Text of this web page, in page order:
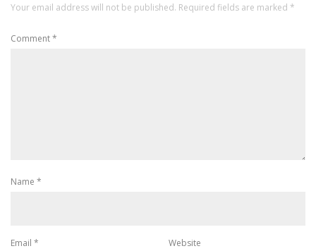
Your email address will not be published. Required fields are marked *
Comment*
Name *
Email * Website